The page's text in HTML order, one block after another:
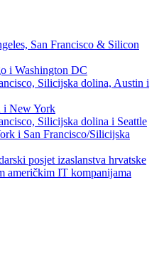
San Francisco & Silicon
i Washington DC
Silicijska dolina, Austin i
i New York
Silicijska dolina i Seattle
i San Francisco/Silicijska
posjet izaslanstva hrvatske
američkim IT kompanijama